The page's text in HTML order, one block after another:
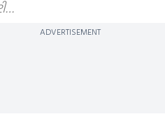
ADVERTISEMENT